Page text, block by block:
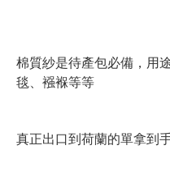
棉質紗是待產包必備，用
毯、襁褓等等
真正出口到荷蘭的單拿到